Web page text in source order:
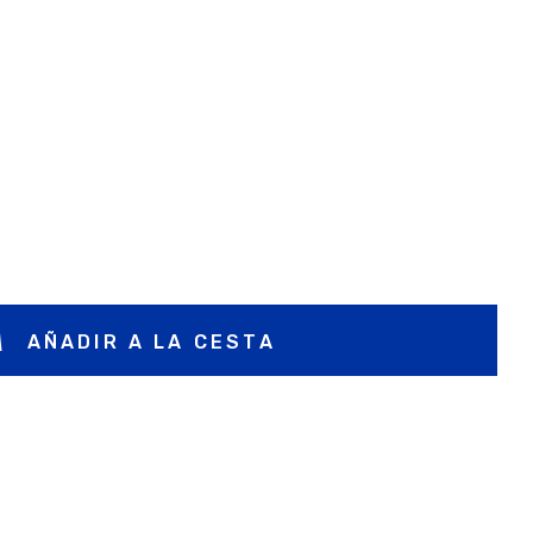
AÑADIR A LA CESTA